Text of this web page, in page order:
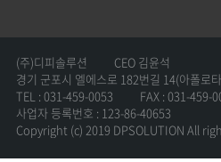
(주)디피솔루션
CEO 김윤석
경기 군포시 엘에스로 182번길 14(아폴로
TEL : 031-459-0053
FAX : 031-459-
사업자 등록번호 : 123-86-40653
Copyright (c) 2019 DPSOLUTION All